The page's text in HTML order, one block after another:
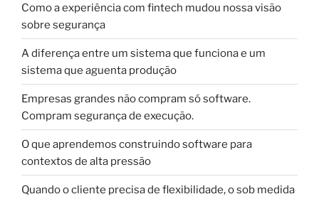
Como a experiência com fintech mudou nossa visão
sobre segurança
A diferença entre um sistema que funciona e um
sistema que aguenta produção
Empresas grandes não compram só software.
Compram segurança de execução.
O que aprendemos construindo software para
contextos de alta pressão
Quando o cliente precisa de flexibilidade, o sob medida